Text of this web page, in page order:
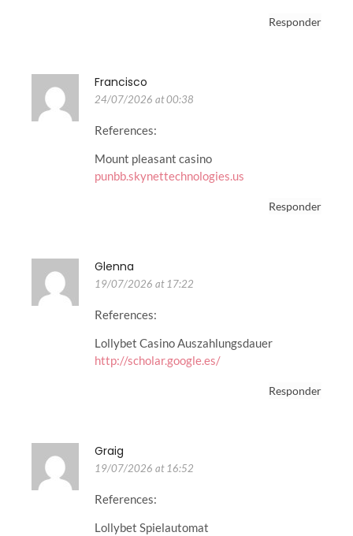
Responder
Francisco
24/07/2026 at 00:38
References:
Mount pleasant casino
punbb.skynettechnologies.us
Responder
Glenna
19/07/2026 at 17:22
References:
Lollybet Casino Auszahlungsdauer
http://scholar.google.es/
Responder
Graig
19/07/2026 at 16:52
References:
Lollybet Spielautomat